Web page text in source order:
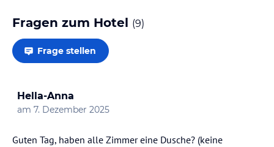
Fragen zum Hotel (9)
Frage stellen
Hella-Anna
am 7. Dezember 2025
Guten Tag, haben alle Zimmer eine Dusche? (keine